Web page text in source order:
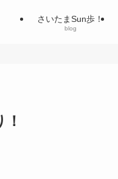
さいたまSun歩！
blog